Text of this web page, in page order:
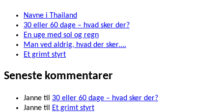
Navne i Thailand
30 eller 60 dage – hvad sker der?
En uge med sol og regn
Man ved aldrig, hvad der sker….
Et grimt styrt
Seneste kommentarer
Janne til 30 eller 60 dage – hvad sker der?
Janne til
Et grimt styrt